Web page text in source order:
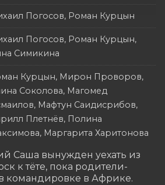
Погосов, Роман Курцын
Погосов, Роман Курцын,
Симикина
Курцын, Мирон Проворов,
Соколова, Магомед
Мафтун Саидисрибов,
Плетнёв, Полина
Маргарита Харитонова
Саша вынужден уехать из
к тёте, пока родители-
командировке в Африке.